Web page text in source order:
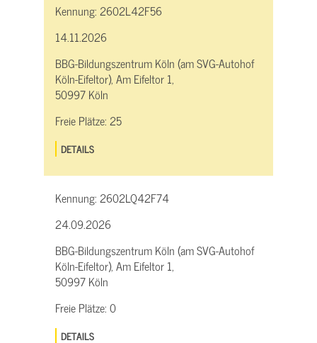
Kennung:2602L42F56
14.11.2026
BBG-Bildungszentrum Köln (am SVG-Autohof
Köln-Eifeltor), Am Eifeltor 1,
50997 Köln
Freie Plätze:25
DETAILS
Kennung:2602LQ42F74
24.09.2026
BBG-Bildungszentrum Köln (am SVG-Autohof
Köln-Eifeltor), Am Eifeltor 1,
50997 Köln
Freie Plätze:0
DETAILS